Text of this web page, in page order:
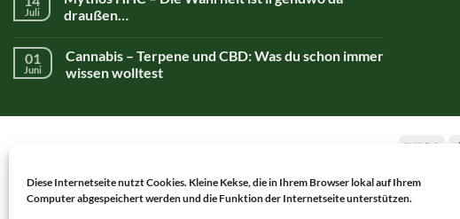
Diese Internetseite nutzt Cookies. Kleine Kekse, die in Ihrem Browser lokal auf Ihrem
Computer abgespeichert werden und die Funktion der Internetseite unterstützen.
Juli
draußen…
01
Juni
Cannabis – Terpene und CBD: Was du schon immer
wissen wolltest
AGB